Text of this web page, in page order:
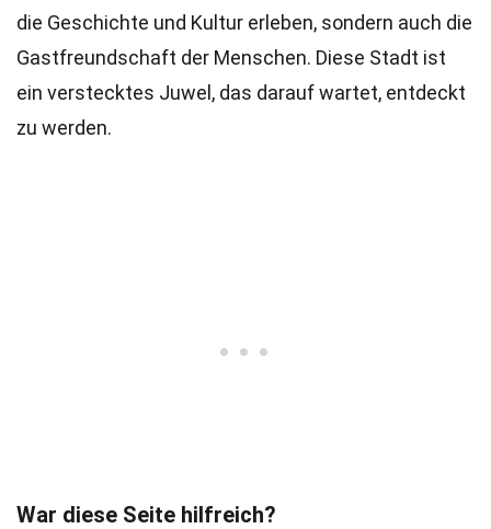
die Geschichte und Kultur erleben, sondern auch die
Gastfreundschaft der Menschen. Diese Stadt ist
ein verstecktes Juwel, das darauf wartet, entdeckt
zu werden.
War diese Seite hilfreich?